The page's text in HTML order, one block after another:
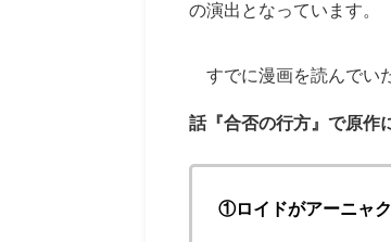
の演出となっています。
すでに漫画を読んでい
話『合否の行方』で原作
①ロイドがアーニャ